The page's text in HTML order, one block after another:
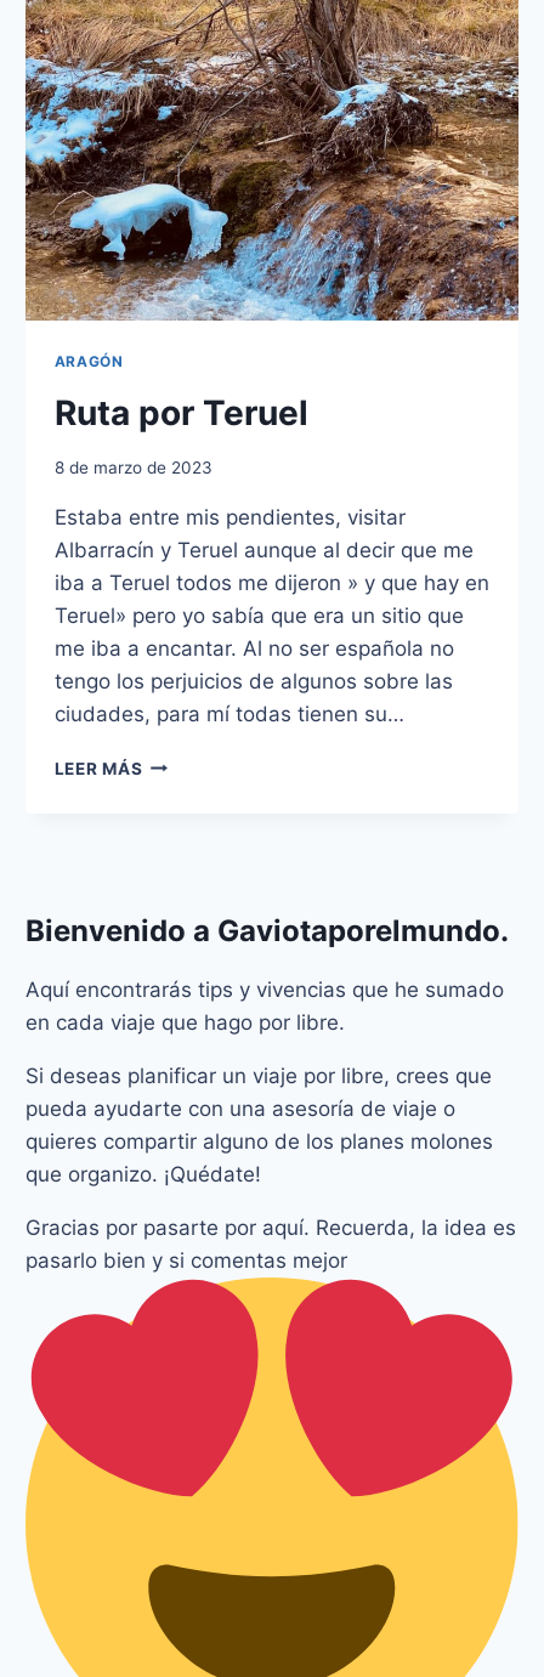
ARAGÓN
Ruta por Teruel
8 de marzo de 2023
Estaba entre mis pendientes, visitar
Albarracín y Teruel aunque al decir que me
iba a Teruel todos me dijeron » y que hay en
Teruel» pero yo sabía que era un sitio que
me iba a encantar. Al no ser española no
tengo los perjuicios de algunos sobre las
ciudades, para mí todas tienen su…
LEER MÁS RUTA
Bienvenido a Gaviotaporelmundo.
Aquí encontrarás tips y vivencias que he sumado
en cada viaje que hago por libre.
Si deseas planificar un viaje por libre, crees que
pueda ayudarte con una asesoría de viaje o
quieres compartir alguno de los planes molones
que organizo. ¡Quédate!
Gracias por pasarte por aquí. Recuerda, la idea es
pasarlo bien y si comentas mejor